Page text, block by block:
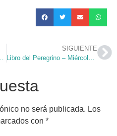
SIGUIENTE
no será publicada. Los
con *